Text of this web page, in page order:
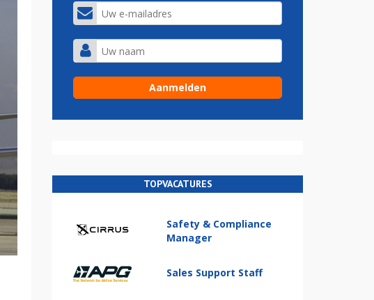
TOPVACATURES
Safety & Compliance
Manager
Sales Support Staff